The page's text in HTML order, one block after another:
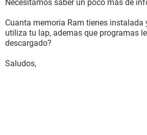
Necesitamos saber un poco mas de
Cuanta memoria Ram tienes instalada
utiliza tu lap, ademas que programas
descargado?
Saludos,